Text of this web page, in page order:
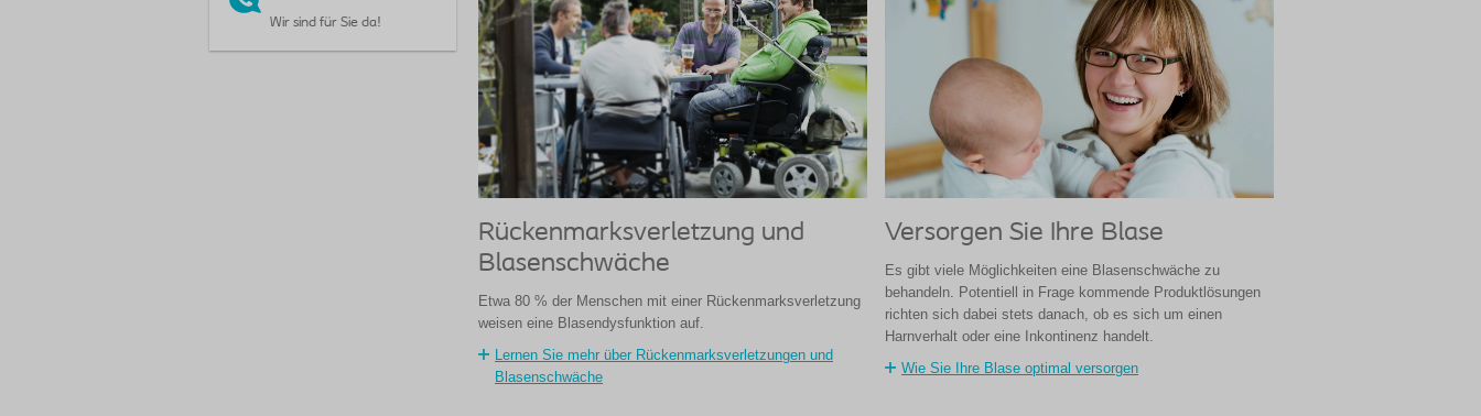
Wir sind für Sie da!
Rückenmarksverletzung und
Blasenschwäche
Etwa 80 % der Menschen mit einer Rückenmarksverletzung
weisen eine Blasendysfunktion auf.
Lernen Sie mehr über Rückenmarksverletzungen und
Blasenschwäche
Versorgen Sie Ihre Blase
Es gibt viele Möglichkeiten eine Blasenschwäche zu
behandeln. Potentiell in Frage kommende Produktlösungen
richten sich dabei stets danach, ob es sich um einen
Harnverhalt oder eine Inkontinenz handelt.
Wie Sie Ihre Blase optimal versorgen